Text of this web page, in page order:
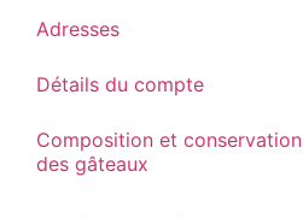
Adresses
Détails du compte
Composition et conservation
des gâteaux